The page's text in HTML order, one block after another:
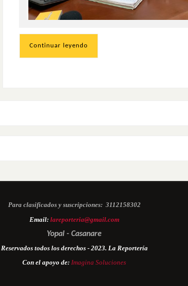
Continuar leyendo
Para clasificados y suscripciones: 3112158302
Email: lareporteria@gmail.com
Yopal - Casanare
Reservados todos los derechos - 2023. La Reportería
Con el apoyo de: Imagina Soluciones